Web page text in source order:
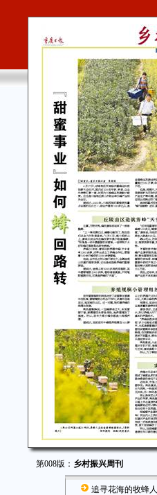
第008版： 乡村振兴周刊
追寻花海的牧蜂人